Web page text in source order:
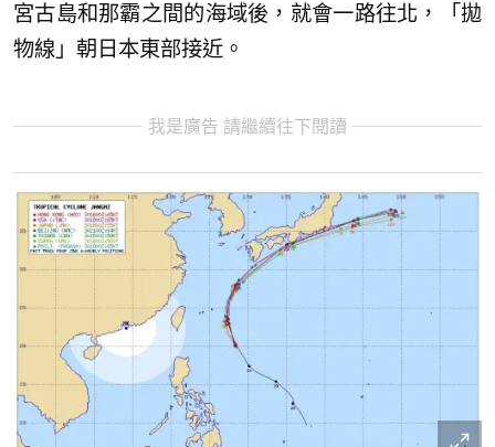
宮古島和那霸之間的海域後，就會一路往北，「拋
物線」朝日本東部接近。
我是廣告 請繼續往下閱讀